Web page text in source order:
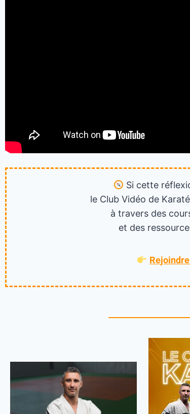
Si cette
le Club Vidéo de
à travers des
et des